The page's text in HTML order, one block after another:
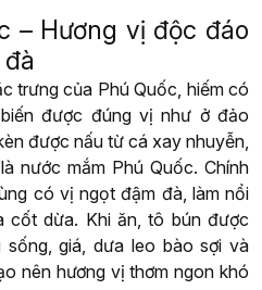
– Hương vị độc đáo
trưng của Phú Quốc, hiếm có
được đúng vị như ở đảo
được nấu từ cá xay nhuyễn,
nước mắm Phú Quốc. Chính
có vị ngọt đậm đà, làm nổi
cốt dừa. Khi ăn, tô bún được
giá, dưa leo bào sợi và
nên hương vị thơm ngon khó